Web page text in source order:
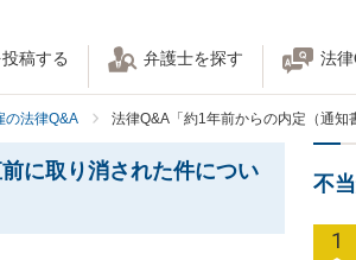
稿する 弁護士を探す 法
の法律Q&A 法律Q&A「約1年前からの内定（通知
に取り消された件につい
不
1